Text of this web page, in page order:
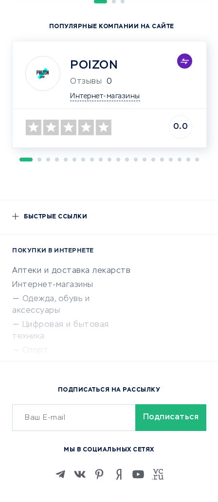
ПОПУЛЯРНЫЕ КОМПАНИИ НА САЙТЕ
POIZON
Отзывы 0
Интернет-магазины
0.0
БЫСТРЫЕ ССЫЛКИ
ПОКУПКИ В ИНТЕРНЕТЕ
Аптеки и доставка лекарств
Интернет-магазины
Одежда, обувь и
аксессуары
Цифровая и бытовая
техника
Спорт
Сервисы доставки
ОБУЧЕНИЕ И РАБОТА
Изучение иностранных
ПОДПИСАТЬСЯ НА РАССЫЛКУ
МЫ В СОЦИАЛЬНЫХ СЕТЯХ